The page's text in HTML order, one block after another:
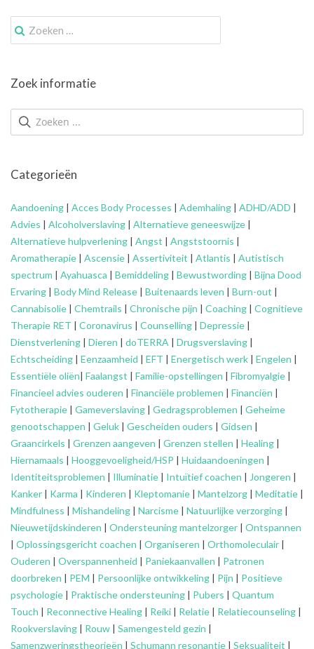
Zoek
naar:
Zoek informatie
Categorieën
Aandoening | Acces Body Processes | Ademhaling | ADHD/ADD |
Advies | Alcoholverslaving | Alternatieve geneeswijze |
Alternatieve hulpverlening | Angst | Angststoornis |
Aromatherapie | Ascensie | Assertiviteit | Atlantis | Autistisch
spectrum | Ayahuasca | Bemiddeling | Bewustwording | Bijna Dood
Ervaring | Body Mind Release | Buitenaards leven | Burn-out |
Cannabisolie | Chemtrails | Chronische pijn | Coaching | Cognitieve
Therapie RET | Coronavirus | Counselling | Depressie |
Dienstverlening | Dieren | doTERRA | Drugsverslaving |
Echtscheiding | Eenzaamheid | EFT | Energetisch werk | Engelen |
Essentiële oliën| Faalangst | Familie-opstellingen | Fibromyalgie |
Financieel advies ouderen | Financiële problemen | Financiën |
Fytotherapie | Gameverslaving | Gedragsproblemen | Geheime
genootschappen | Geluk | Gescheiden ouders | Gidsen |
Graancirkels | Grenzen aangeven | Grenzen stellen | Healing |
Hiernamaals | Hooggevoeligheid/HSP | Huidaandoeningen |
Identiteitsproblemen | Illuminatie | Intuïtief coachen | Jongeren |
Kanker | Karma | Kinderen | Kleptomanie | Mantelzorg | Meditatie |
Mindfulness | Mishandeling | Narcisme | Natuurlijke verzorging |
Nieuwetijdskinderen | Ondersteuningmantelzorger | Ontspannen
| Oplossingsgericht coachen | Organiseren | Orthomoleculair |
Ouderen | Overspannenheid | Paniekaanvallen | Patronen
doorbreken | PEM | Persoonlijke ontwikkeling | Pijn | Positieve
psychologie | Praktische ondersteuning | Pubers | Quantum
Touch | Reconnective Healing | Reiki | Relatie | Relatiecounseling |
Rookverslaving | Rouw | Samengesteld gezin |
Samenzweringstheorieën | Schumann resonantie | Seksualiteit |